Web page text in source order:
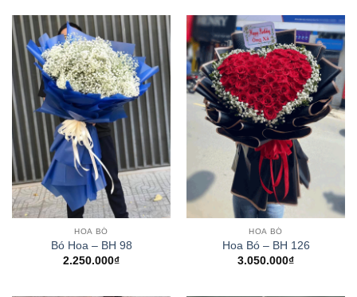
HOA BÓ
Bó Hoa – BH 98
2.250.000₫
HOA BÓ
Hoa Bó – BH 126
3.050.000₫